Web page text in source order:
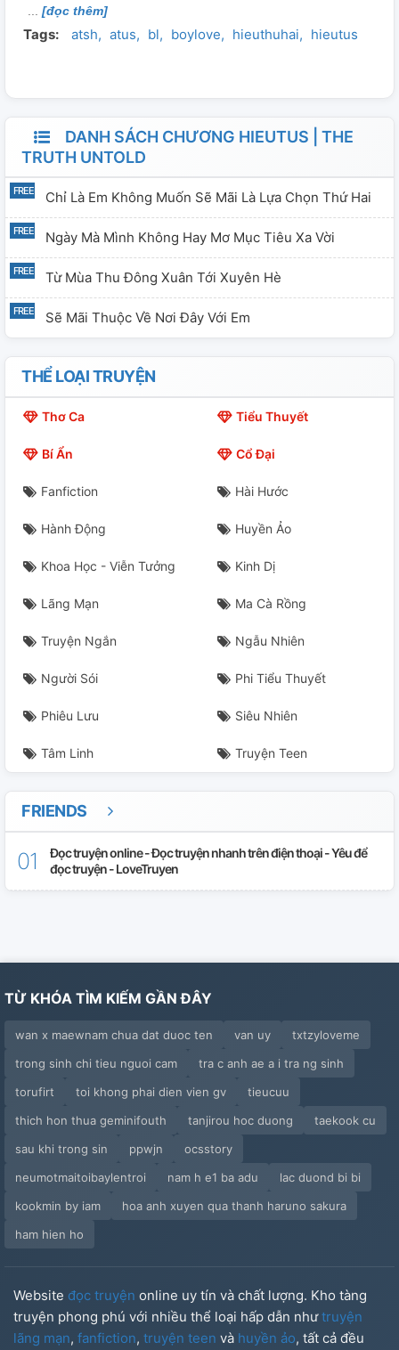
[đọc thêm]
Tags: atsh atus bl boylove hieuthuhai hieutus
DANH SÁCH CHƯƠNG HIEUTUS | THE
TRUTH UNTOLD
Chỉ Là Em Không Muốn Sẽ Mãi Là Lựa Chọn Thứ Hai
Ngày Mà Mình Không Hay Mơ Mục Tiêu Xa Vời
Từ Mùa Thu Đông Xuân Tới Xuyên Hè
Sẽ Mãi Thuộc Về Nơi Đây Với Em
THỂ LOẠI TRUYỆN
Thơ Ca Tiểu Thuyết
Bí Ẩn Cổ Đại
Fanfiction Hài Hước
Hành Động Huyền Ảo
Khoa Học - Viễn Tưởng Kinh Dị
Lãng Mạn Ma Cà Rồng
Truyện Ngắn Ngẫu Nhiên
Người Sói Phi Tiểu Thuyết
Phiêu Lưu Siêu Nhiên
Tâm Linh Truyện Teen
FRIENDS
Đọc truyện online - Đọc truyện nhanh trên điện thoại - Yêu để
đọc truyện - LoveTruyen
TỪ KHÓA TÌM KIẾM GẦN ĐÂY
wan x maewnam chua dat duoc ten van uy
txtzyloveme
trong sinh chi tieu nguoi cam
tra c anh ae a i tra ng sinh
torufirt
toi khong phai dien vien gv
tieucuu
thich hon thua geminifouth
tanjirou hoc duong
taekook cu
sau khi trong sin
ppwjn
ocsstory
neumotmaitoibaylentroi
nam h e1 ba adu
lac duond bi bi
kookmin by iam
hoa anh xuyen qua thanh haruno sakura
ham hien ho
Website đọc truyện online uy tín và chất lượng. Kho tàng
truyện phong phú với nhiều thể loại hấp dẫn nhưtruyện
lãng mạn, fanfiction, truyện teen và huyền ảo, tất cả đều